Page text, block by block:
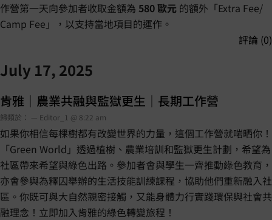
作營第一天向參加者收取金額為 580 歐元 的額外「Extra Fee/
Camp Fee」，以支持當地項目的運作。
評論 (0)
July 17, 2025
肯雅｜農業共融與監獄更生｜長期工作營
歸類於： — Editor_1 @ 8:22 am
如果你相信每棵樹都有改變世界的力量，這個工作營就啱晒你！
「Green World」透過植樹、農業培訓和監獄更生計劃，希望為
社區帶來希望與綠色出路。參加者會與學生一齊推動綠色教育，
亦會參與為釋囚舉辦的生活技能訓練課程，協助他們重新融入社
區。你既可與大自然親密接觸，又能身體力行實踐環保與社會共
融理念！立即加入肯雅的綠色轉變旅程！